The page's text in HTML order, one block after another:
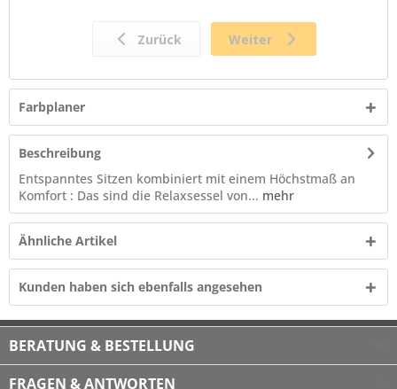
Farbplaner
Beschreibung
Entspanntes Sitzen kombiniert mit einem Höchstmaß an
Komfort : Das sind die Relaxsessel von... mehr
Ähnliche Artikel
Kunden haben sich ebenfalls angesehen
BERATUNG & BESTELLUNG
FRAGEN & ANTWORTEN